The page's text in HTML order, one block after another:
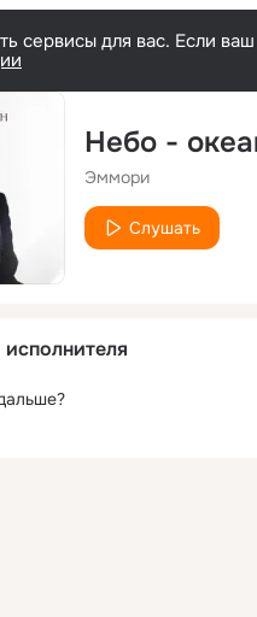
сервисы для вас. Если
Небо -
Эммори
Слушать